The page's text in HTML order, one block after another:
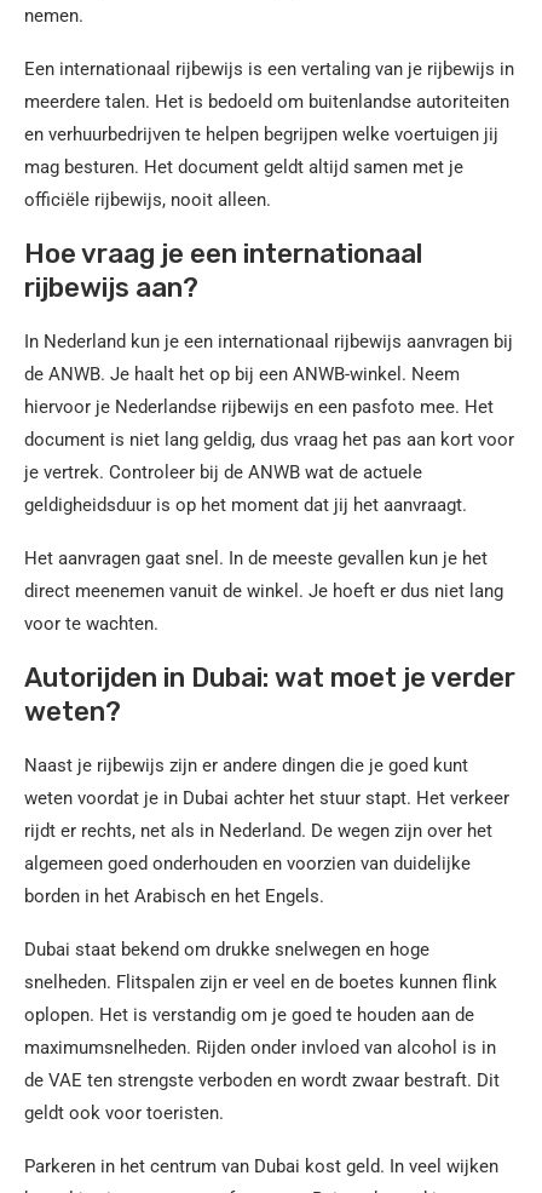
nemen.
Een internationaal rijbewijs is een vertaling van je rijbewijs in
meerdere talen. Het is bedoeld om buitenlandse autoriteiten
en verhuurbedrijven te helpen begrijpen welke voertuigen jij
mag besturen. Het document geldt altijd samen met je
officiële rijbewijs, nooit alleen.
Hoe vraag je een internationaal
rijbewijs aan?
In Nederland kun je een internationaal rijbewijs aanvragen bij
de ANWB. Je haalt het op bij een ANWB-winkel. Neem
hiervoor je Nederlandse rijbewijs en een pasfoto mee. Het
document is niet lang geldig, dus vraag het pas aan kort voor
je vertrek. Controleer bij de ANWB wat de actuele
geldigheidsduur is op het moment dat jij het aanvraagt.
Het aanvragen gaat snel. In de meeste gevallen kun je het
direct meenemen vanuit de winkel. Je hoeft er dus niet lang
voor te wachten.
Autorijden in Dubai: wat moet je verder
weten?
Naast je rijbewijs zijn er andere dingen die je goed kunt
weten voordat je in Dubai achter het stuur stapt. Het verkeer
rijdt er rechts, net als in Nederland. De wegen zijn over het
algemeen goed onderhouden en voorzien van duidelijke
borden in het Arabisch en het Engels.
Dubai staat bekend om drukke snelwegen en hoge
snelheden. Flitspalen zijn er veel en de boetes kunnen flink
oplopen. Het is verstandig om je goed te houden aan de
maximumsnelheden. Rijden onder invloed van alcohol is in
de VAE ten strengste verboden en wordt zwaar bestraft. Dit
geldt ook voor toeristen.
Parkeren in het centrum van Dubai kost geld. In veel wijken